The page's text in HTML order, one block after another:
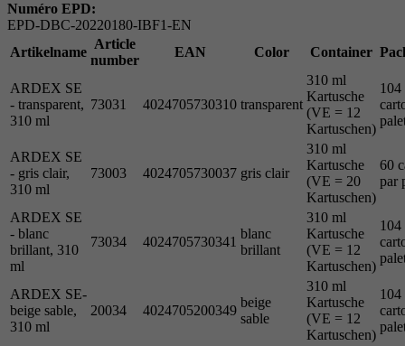
Numéro EPD:
EPD-DBC-20220180-IBF1-EN
Artikelname
Article
number
EAN Color Container
ARDEX SE
- transparent,
310 ml
73031 4024705730310 transparent
310 ml
Kartusche
(VE = 12
Kartuschen)
104
ARDEX SE
- gris clair,
310 ml
73003 4024705730037 gris clair
310 ml
Kartusche
(VE = 20
Kartuschen)
60
par
ARDEX SE
- blanc
brillant, 310
ml
73034 4024705730341
blanc
brillant
310 ml
Kartusche
(VE = 12
Kartuschen)
104
ARDEX SE-
beige sable,
310 ml
20034 4024705200349
beige
sable
310 ml
Kartusche
(VE = 12
Kartuschen)
104